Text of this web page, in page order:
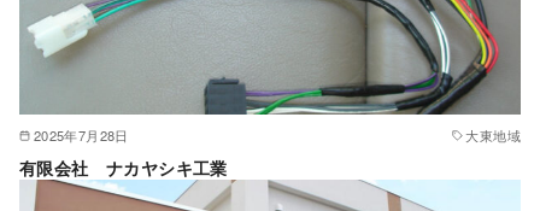
2025年7月28日 大東地域
有限会社 ナカヤシキ工業